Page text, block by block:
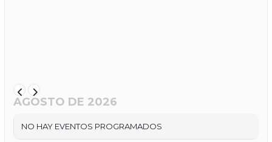
AGOSTO DE 2026
NO HAY EVENTOS PROGRAMADOS